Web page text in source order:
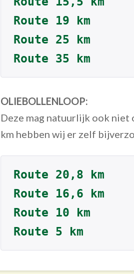
Route 19 km
Route 25 km
Route 35 km
OLIEBOLLENLOOP:
Deze mag natuurlijk ook niet
km hebben wij er zelf
Route 20,8 km
Route 16,6 km
Route 10 km
Route 5 km